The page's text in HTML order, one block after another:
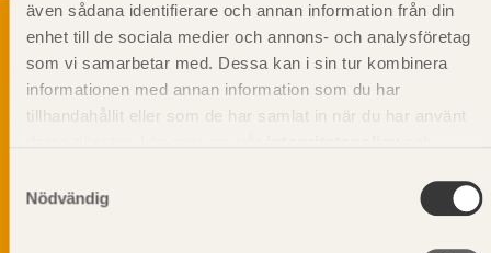
även sådana identifierare och annan information från din
enhet till de sociala medier och annons- och analysföretag
som vi samarbetar med. Dessa kan i sin tur kombinera
informationen med annan information som du har
tillhandahållit eller som de har samlat in när du har använt
Nödvändig
Svenskt Träs Produktkatalog är svensk
sågverksnärings digitala produktkatalog för att